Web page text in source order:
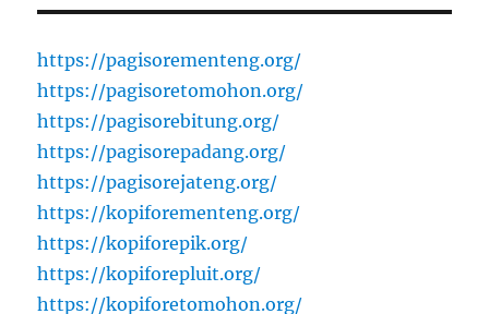
https://pagisorementeng.org/
https://pagisoretomohon.org/
https://pagisorebitung.org/
https://pagisorepadang.org/
https://pagisorejateng.org/
https://kopiforementeng.org/
https://kopiforepik.org/
https://kopiforepluit.org/
https://kopiforetomohon.org/